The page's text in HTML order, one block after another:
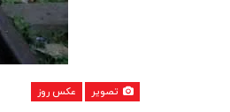
تصویر عکس روز